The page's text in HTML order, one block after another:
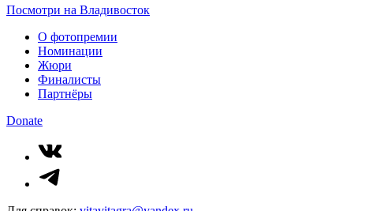
Посмотри на Владивосток
О фотопремии
Номинации
Жюри
Финалисты
Партнёры
Donate